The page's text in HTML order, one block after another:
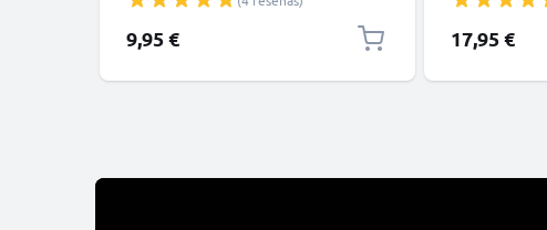
NX310 BP1130 BP1030 700mAh
7.4V de CELLONIC
9,95 €
BP1130
CELLONIC
17,95 €